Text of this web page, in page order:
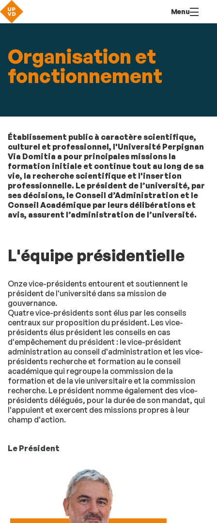
contenu
Menu
Organisation et
fonctionnement
Établissement public à caractère scientifique,
culturel et professionnel, l'Université Perpignan
Via Domitia a pour principales missions la
formation initiale et continue tout au long de sa
vie, la recherche scientifique et l'insertion
professionnelle. Le président de l’université, par
ses décisions, le Conseil d’Administration et le
Conseil Académique par leurs délibérations et
avis, assurent l’administration de l’université.
L'équipe présidentielle
Onze vice-présidents entourent et soutiennent le
président de l'université dans sa mission de
gouvernance.
Quatre vice-présidents sont élus par les conseils
centraux sur proposition du président. Les vice-
présidents élus président les conseils en cas
d'empêchement du président : le vice-président
administration au conseil d'administration et les vice-
présidents recherche et formation au le conseil
académique qui regroupe la commission de la
formation et de la vie universitaire et la commission
recherche. Le président nomme également des vice-
présidents délégués, pour la durée de son mandat, qui
l'appuient et exercent des missions propres à leur
champ d'action.
Le Président